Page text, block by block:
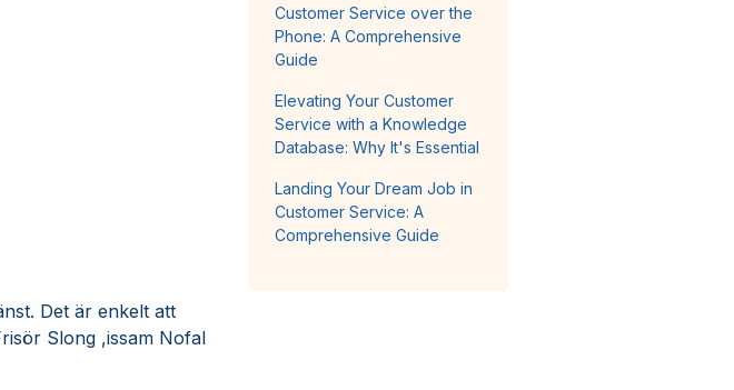
Det är enkelt att
Slong ,issam Nofal
Customer Service over the
Phone: A Comprehensive
Guide
Elevating Your Customer
Service with a Knowledge
Database: Why It's Essential
Landing Your Dream Job in
Customer Service: A
Comprehensive Guide